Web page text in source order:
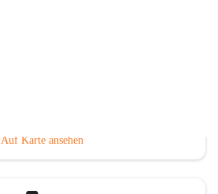
Auf Karte ansehen